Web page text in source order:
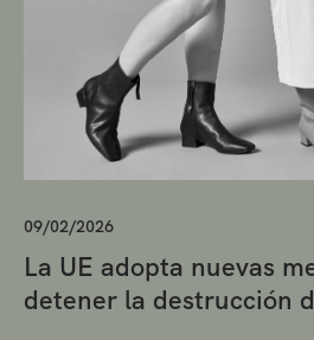
09/02/2026
La UE adopta nuevas
detener la destrucción